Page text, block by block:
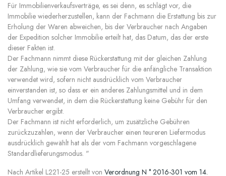
Für Immobilienverkaufsverträge, es sei denn, es schlägt vor, die
Immobilie wiederherzustellen, kann der Fachmann die Erstattung bis zur
Erholung der Waren abweichen, bis der Verbraucher nach Angaben
der Expedition solcher Immobilie erteilt hat, das Datum, das der erste
dieser Fakten ist.
Der Fachmann nimmt diese Rückerstattung mit der gleichen Zahlung
der Zahlung, wie sie vom Verbraucher für die anfängliche Transaktion
verwendet wird, sofern nicht ausdrücklich vom Verbraucher
einverstanden ist, so dass er ein anderes Zahlungsmittel und in dem
Umfang verwendet, in dem die Rückerstattung keine Gebühr für den
Verbraucher ergibt.
Der Fachmann ist nicht erforderlich, um zusätzliche Gebühren
zurückzuzahlen, wenn der Verbraucher einen teureren Liefermodus
ausdrücklich gewählt hat als der vom Fachmann vorgeschlagene
Standardlieferungsmodus. "
Nach Artikel L221-25 erstellt von Verordnung N ° 2016-301 vom 14.